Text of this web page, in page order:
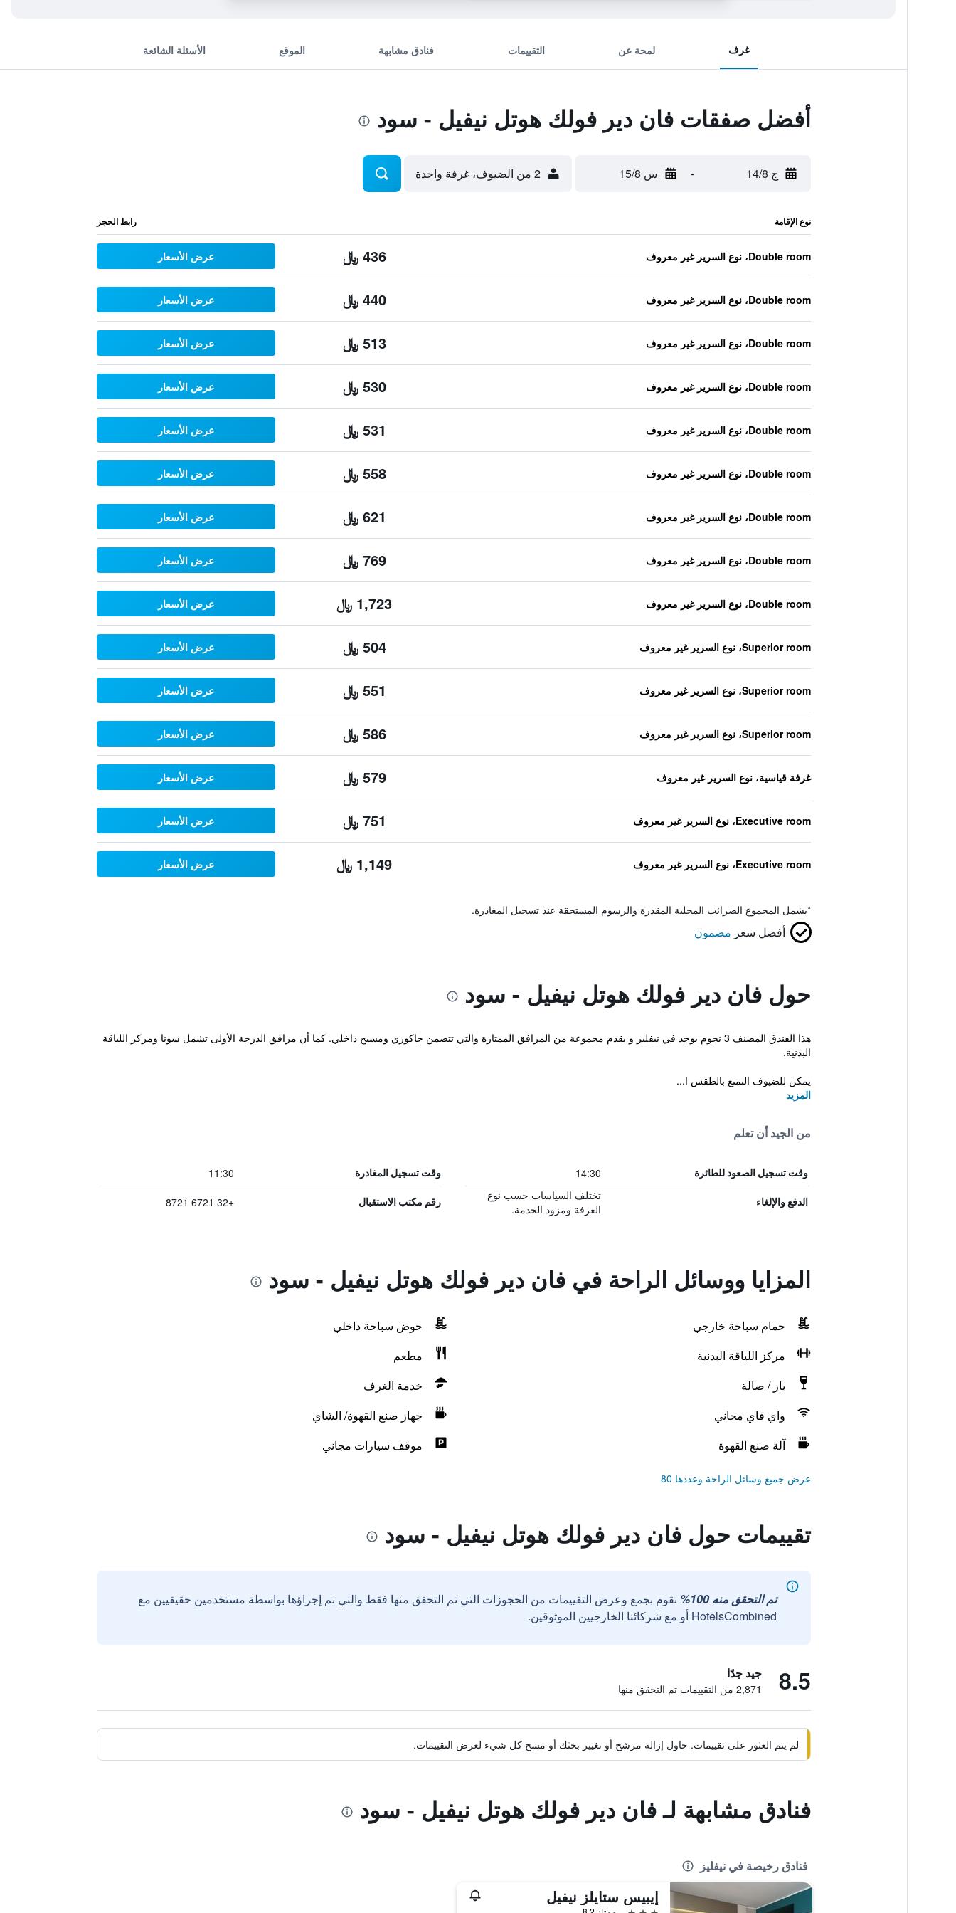
غرف لمحة عن التقييمات فنادق مشابهة الموقع الأسئلة الشائعة
أفضل صفقات فان دير فولك هوتل نيفيل - سود
ج 14/8 - س 15/8 2 من الضيوف، غرفة واحدة
نوع الإقامة رابط الحجز
Double room، نوع السرير غير معروف 436 ﷼ عرض الأسعار
Double room، نوع السرير غير معروف 440 ﷼ عرض الأسعار
Double room، نوع السرير غير معروف 513 ﷼ عرض الأسعار
Double room، نوع السرير غير معروف 530 ﷼ عرض الأسعار
Double room، نوع السرير غير معروف 531 ﷼ عرض الأسعار
Double room، نوع السرير غير معروف 558 ﷼ عرض الأسعار
Double room، نوع السرير غير معروف 621 ﷼ عرض الأسعار
Double room، نوع السرير غير معروف 769 ﷼ عرض الأسعار
Double room، نوع السرير غير معروف 1,723 ﷼ عرض الأسعار
Superior room، نوع السرير غير معروف 504 ﷼ عرض الأسعار
Superior room، نوع السرير غير معروف 551 ﷼ عرض الأسعار
Superior room، نوع السرير غير معروف 586 ﷼ عرض الأسعار
غرفة قياسية، نوع السرير غير معروف 579 ﷼ عرض الأسعار
Executive room، نوع السرير غير معروف 751 ﷼ عرض الأسعار
Executive room، نوع السرير غير معروف 1,149 ﷼ عرض الأسعار
*يشمل المجموع الضرائب المحلية المقدرة والرسوم المستحقة عند تسجيل المغادرة.
أفضل سعر مضمون
حول فان دير فولك هوتل نيفيل - سود
هذا الفندق المصنف 3 نجوم يوجد في نيفليز و يقدم مجموعة من المرافق الممتازة والتي تتضمن جاكوزي ومسبح داخلي. كما أن مرافق الدرجة الأولى تشمل سونا ومركز اللياقة
البدنية.
يمكن للضيوف التمتع بالطقس ا...
المزيد
من الجيد أن تعلم
وقت تسجيل الصعود للطائرة 14:30 وقت تسجيل المغادرة 11:30
الدفع والإلغاء
تختلف السياسات حسب نوع
الغرفة ومزود الخدمة.
رقم مكتب الاستقبال +32 6721 8721
المزايا ووسائل الراحة في فان دير فولك هوتل نيفيل - سود
حمام سباحة خارجي
حوض سباحة داخلي
مركز اللياقة البدنية
مطعم
بار / صالة
خدمة الغرف
واي فاي مجاني
جهاز صنع القهوة/ الشاي
آلة صنع القهوة
موقف سيارات مجاني
عرض جميع وسائل الراحة وعددها 80
تقييمات حول فان دير فولك هوتل نيفيل - سود
تم التحقق منه 100%
نقوم بجمع وعرض التقييمات من الحجوزات التي تم التحقق منها فقط والتي تم إجراؤها بواسطة مستخدمين حقيقيين مع
HotelsCombined أو مع شركائنا الخارجيين الموثوقين.
8.5 جيد جدًا
2,871 من التقييمات تم التحقق منها
لم يتم العثور على تقييمات. حاول إزالة مرشح أو تغيير بحثك أو مسح كل شيء لعرض التقييمات.
فنادق مشابهة لـ فان دير فولك هوتل نيفيل - سود
فنادق رخيصة في نيفليز
إيبيس ستايلز نيفيل